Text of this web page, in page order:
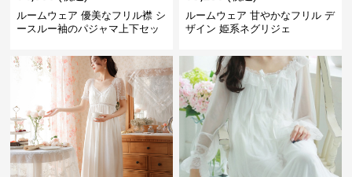
ルームウェア 優美なフリル襟 シ
ースルー袖のパジャマ上下セッ
ルームウェア 甘やかなフリル デ
ザイン 姫系ネグリジェ